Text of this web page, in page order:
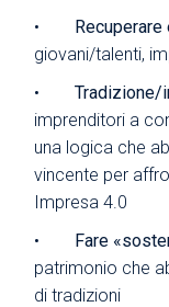
•
giovani/talenti,
•Tradizione/
imprenditori a
una logica che
vincente per
Impresa 4.0
• Fare
patrimonio che
di tradizioni